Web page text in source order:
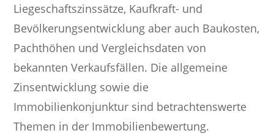
Liegeschaftszinssätze, Kaufkraft- und
Bevölkerungsentwicklung aber auch Baukosten,
Pachthöhen und Vergleichsdaten von
bekannten Verkaufsfällen. Die allgemeine
Zinsentwicklung sowie die
Immobilienkonjunktur sind betrachtenswerte
Themen in der Immobilienbewertung.